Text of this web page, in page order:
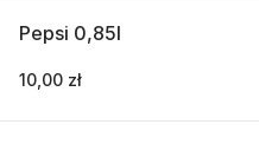
Pepsi 0,85l
10,00 zł